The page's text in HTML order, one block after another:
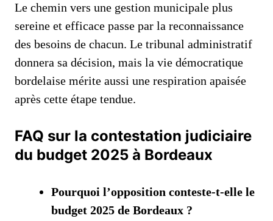
Le chemin vers une gestion municipale plus
sereine et efficace passe par la reconnaissance
des besoins de chacun. Le tribunal administratif
donnera sa décision, mais la vie démocratique
bordelaise mérite aussi une respiration apaisée
après cette étape tendue.
FAQ sur la contestation judiciaire
du budget 2025 à Bordeaux
Pourquoi l’opposition conteste-t-elle le
budget 2025 de Bordeaux ?